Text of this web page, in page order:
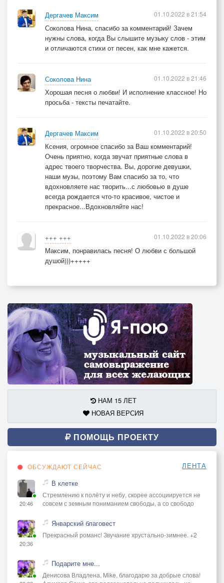
Дергачев Максим
Соколова Нина, спасибо за комментарий! Зачем
нужны слова, когда Вы слышите музыку слов - этим
и отличаются стихи от песен, как мне кажется.
01.10.2022 в 21:54
Соколова Нина
Хорошая песня о любви! И исполнение классное! Но
просьба - тексты печатайте.
01.10.2022 в 21:46
Дергачев Максим
Ксения, огромное спасибо за Ваш комментарий!
Очень приятно, когда звучат приятные слова в
адрес твоего творчества. Вы, дорогие девушки,
наши музы, поэтому Вам спасибо за то, что
вдохновляете нас творить...с любовью в душе
всегда рождается что-то красивое, чистое и
прекрасное...Вдохновляйте нас!
01.10.2022 в 20:50
+++ +++
Максим, понравилась песня! О любви с большой
душой)))+++++
01.10.2022 в 20:06
НАМ 15 ЛЕТ
НОВАЯ ВЕРСИЯ
ПОМОЩЬ ПРОЕКТУ
ОБСУЖДАЮТ СЕЙЧАС ЛЕНТА
20:46
В клетке
Стремлению к полёту и небу, скорее ассоциируется не
совсем с земным пониманием свободы, а со свободо
20:36
Январский благовест
Прекрасный романс! Звучание хрустально-зимнее. +2
Подарите мне...
Денисова Владлена, Mike, благодарю за добрые слова!